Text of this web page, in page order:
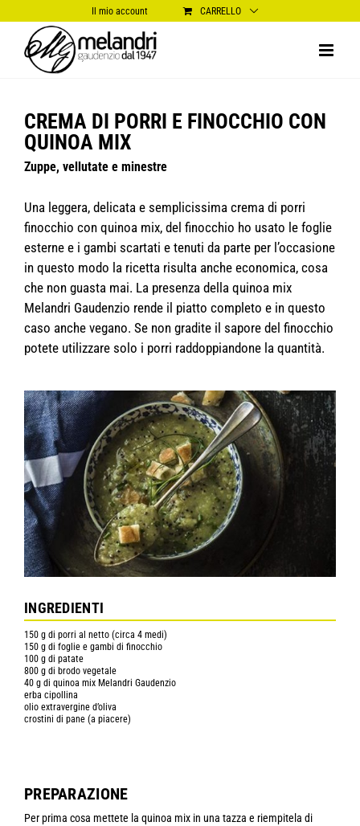
al
contenuto
Il mio account CARRELLO
CREMA DI PORRI E FINOCCHIO CON
QUINOA MIX
Zuppe, vellutate e minestre
Una leggera, delicata e semplicissima crema di porri
finocchio con quinoa mix, del finocchio ho usato le foglie
esterne e i gambi scartati e tenuti da parte per l’occasione
in questo modo la ricetta risulta anche economica, cosa
che non guasta mai. La presenza della quinoa mix
Melandri Gaudenzio rende il piatto completo e in questo
caso anche vegano. Se non gradite il sapore del finocchio
potete utilizzare solo i porri raddoppiandone la quantità.
INGREDIENTI
150 g di porri al netto (circa 4 medi)
150 g di foglie e gambi di finocchio
100 g di patate
800 g di brodo vegetale
40 g di quinoa mix Melandri Gaudenzio
erba cipollina
olio extravergine d’oliva
crostini di pane (a piacere)
PREPARAZIONE
Per prima cosa mettete la quinoa mix in una tazza e riempitela di